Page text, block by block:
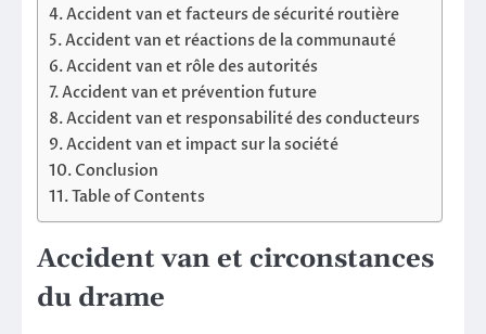
Accident van et facteurs de sécurité routière
Accident van et réactions de la communauté
Accident van et rôle des autorités
Accident van et prévention future
Accident van et responsabilité des conducteurs
Accident van et impact sur la société
Conclusion
Table of Contents
Accident van et circonstances
du drame